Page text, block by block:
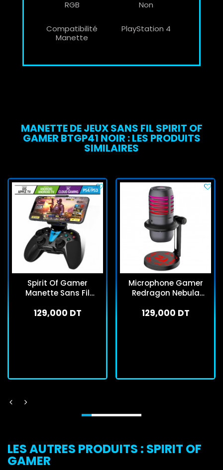
RGB Non
Compatibilité
Manette
PlayStation 4
MANETTE DE JEUX SANS FIL SPIRIT OF
GAMER BTGP41 NOIR : LES PRODUITS
SIMILAIRES
Spirit Of Gamer
Manette Sans Fil
129,000 DT
Microphone Gamer
Redragon Nebula
129,000 DT
LES AUTRES PRODUITS : SPIRIT OF
GAMER